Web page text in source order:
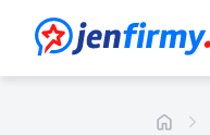
JenFirmy.cz